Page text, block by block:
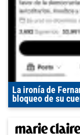
La ironía de
bloqueo de su